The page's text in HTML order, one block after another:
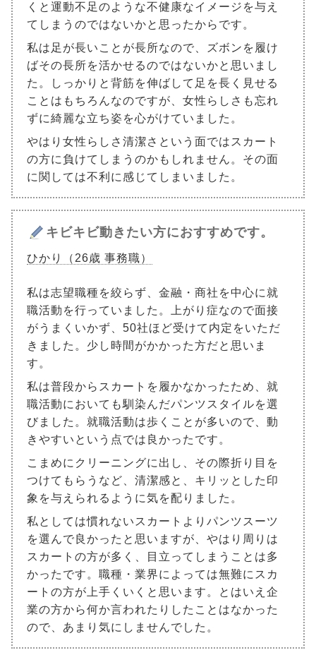
くと運動不足のような不健康なイメージを与え
てしまうのではないかと思ったからです。
私は足が長いことが長所なので、ズボンを履け
ばその長所を活かせるのではないかと思いまし
た。しっかりと背筋を伸ばして足を長く見せる
ことはもちろんなのですが、女性らしさも忘れ
ずに綺麗な立ち姿を心がけていました。
やはり女性らしさ清潔さという面ではスカート
の方に負けてしまうのかもしれません。その面
に関しては不利に感じてしまいました。
キビキビ動きたい方におすすめです。
ひかり（26歳 事務職）
私は志望職種を絞らず、金融・商社を中心に就
職活動を行っていました。上がり症なので面接
がうまくいかず、50社ほど受けて内定をいただ
きました。少し時間がかかった方だと思いま
す。
私は普段からスカートを履かなかったため、就
職活動においても馴染んだパンツスタイルを選
びました。就職活動は歩くことが多いので、動
きやすいという点では良かったです。
こまめにクリーニングに出し、その際折り目を
つけてもらうなど、清潔感と、キリッとした印
象を与えられるように気を配りました。
私としては慣れないスカートよりパンツスーツ
を選んで良かったと思いますが、やはり周りは
スカートの方が多く、目立ってしまうことは多
かったです。職種・業界によっては無難にスカ
ートの方が上手くいくと思います。とはいえ企
業の方から何か言われたりしたことはなかった
ので、あまり気にしませんでした。